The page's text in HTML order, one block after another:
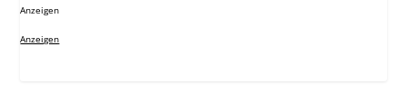
Anzeigen
Anzeigen